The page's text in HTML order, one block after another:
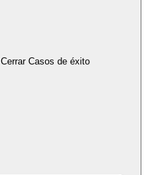
Cerrar Casos de éxito